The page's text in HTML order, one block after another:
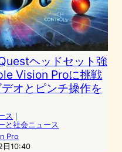
ヘッドセット強
Vision Proに挑戦
オとピンチ操作を
ス ｜
と社会ニュース
Pro
日10:40